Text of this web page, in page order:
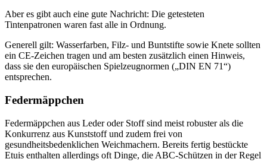
Aber es gibt auch eine gute Nachricht: Die getesteten
Tintenpatronen waren fast alle in Ordnung.
Generell gilt: Wasserfarben, Filz- und Buntstifte sowie Knete sollten
ein CE-Zeichen tragen und am besten zusätzlich einen Hinweis,
dass sie den europäischen Spielzeugnormen („DIN EN 71“)
entsprechen.
Federmäppchen
Federmäppchen aus Leder oder Stoff sind meist robuster als die
Konkurrenz aus Kunststoff und zudem frei von
gesundheitsbedenklichen Weichmachern. Bereits fertig bestückte
Etuis enthalten allerdings oft Dinge, die ABC-Schützen in der Regel